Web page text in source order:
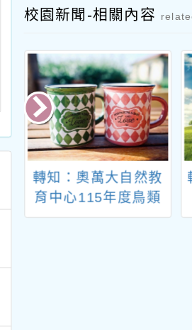
校園新聞-相關內容
轉知：奧萬大自然教
育中心115年度鳥類
調查及地質礦物研習